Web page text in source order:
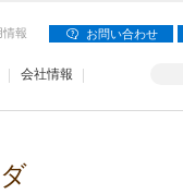
情報 お問い合わせ
会社情報